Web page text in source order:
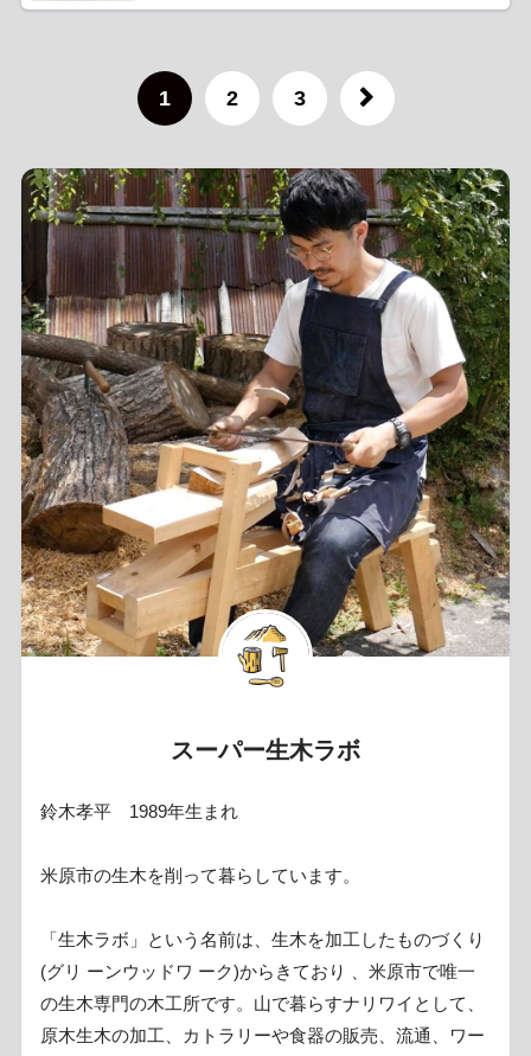
Woodworking
1 2 3
スーパー生木ラボ
鈴木孝平 1989年生まれ
米原市の生木を削って暮らしています。
「生木ラボ」という名前は、生木を加工したものづくり
(グリ ーンウッドワ ーク)からきており 、米原市で唯一
の生木専門の木工所です。山で暮らすナリワイとして、
原木生木の加工、カトラリーや食器の販売、流通、ワー